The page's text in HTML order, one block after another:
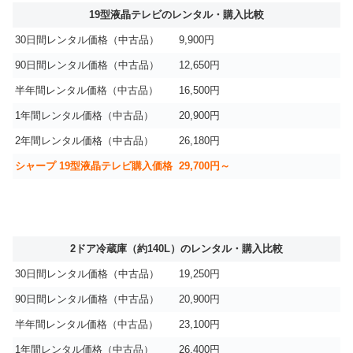
19型液晶テレビのレンタル・購入比較
30日間レンタル価格（中古品） 9,900円
90日間レンタル価格（中古品） 12,650円
半年間レンタル価格（中古品） 16,500円
1年間レンタル価格（中古品） 20,900円
2年間レンタル価格（中古品） 26,180円
シャープ 19型液晶テレビ購入価格 29,700円～
2ドア冷蔵庫（約140L）のレンタル・購入比較
30日間レンタル価格（中古品） 19,250円
90日間レンタル価格（中古品） 20,900円
半年間レンタル価格（中古品） 23,100円
1年間レンタル価格（中古品） 26,400円